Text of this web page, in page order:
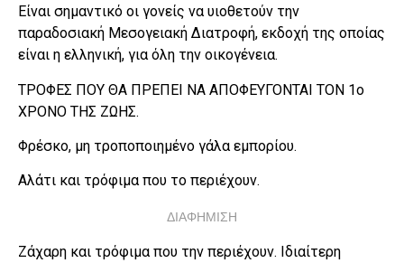
Είναι σημαντικό οι γονείς να υιοθετούν την
παραδοσιακή Μεσογειακή Διατροφή, εκδοχή της οποίας
είναι η ελληνική, για όλη την οικογένεια.
ΤΡΟΦΕΣ ΠΟΥ ΘΑ ΠΡΕΠΕΙ ΝΑ ΑΠΟΦΕΥΓΟΝΤΑΙ ΤΟΝ 1ο
ΧΡΟΝΟ ΤΗΣ ΖΩΗΣ.
Φρέσκο, μη τροποποιημένο γάλα εμπορίου.
Αλάτι και τρόφιμα που το περιέχουν.
ΔΙΑΦΗΜΙΣΗ
Ζάχαρη και τρόφιμα που την περιέχουν. Ιδιαίτερη